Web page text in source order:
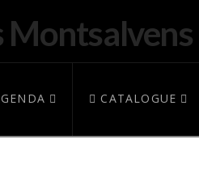
CATALOGUE